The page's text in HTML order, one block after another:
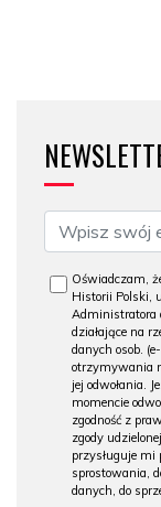
Oświadczam,
Historii Polski,
Administratora
działające na
danych osob.
otrzymywania
jej odwołania.
momencie
zgodność z
zgody
przysługuje mi
sprostowania,
danych, do